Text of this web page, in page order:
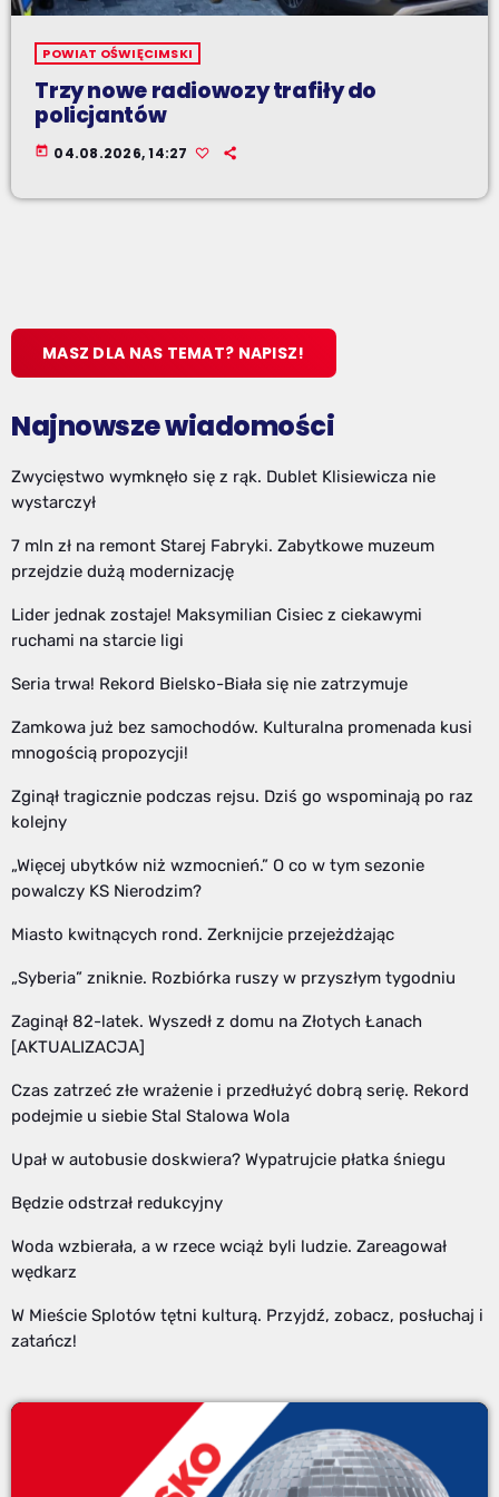
POWIAT OŚWIĘCIMSKI
Trzy nowe radiowozy trafiły do
policjantów
today 04.08.2026, 14:27
MASZ DLA NAS TEMAT? NAPISZ!
Najnowsze wiadomości
Zwycięstwo wymknęło się z rąk. Dublet Klisiewicza nie
wystarczył
7 mln zł na remont Starej Fabryki. Zabytkowe muzeum
przejdzie dużą modernizację
Lider jednak zostaje! Maksymilian Cisiec z ciekawymi
ruchami na starcie ligi
Seria trwa! Rekord Bielsko-Biała się nie zatrzymuje
Zamkowa już bez samochodów. Kulturalna promenada kusi
mnogością propozycji!
Zginął tragicznie podczas rejsu. Dziś go wspominają po raz
kolejny
„Więcej ubytków niż wzmocnień.” O co w tym sezonie
powalczy KS Nierodzim?
Miasto kwitnących rond. Zerknijcie przejeżdżając
„Syberia” zniknie. Rozbiórka ruszy w przyszłym tygodniu
Zaginął 82-latek. Wyszedł z domu na Złotych Łanach
[AKTUALIZACJA]
Czas zatrzeć złe wrażenie i przedłużyć dobrą serię. Rekord
podejmie u siebie Stal Stalowa Wola
Upał w autobusie doskwiera? Wypatrujcie płatka śniegu
Będzie odstrzał redukcyjny
Woda wzbierała, a w rzece wciąż byli ludzie. Zareagował
wędkarz
W Mieście Splotów tętni kulturą. Przyjdź, zobacz, posłuchaj i
zatańcz!